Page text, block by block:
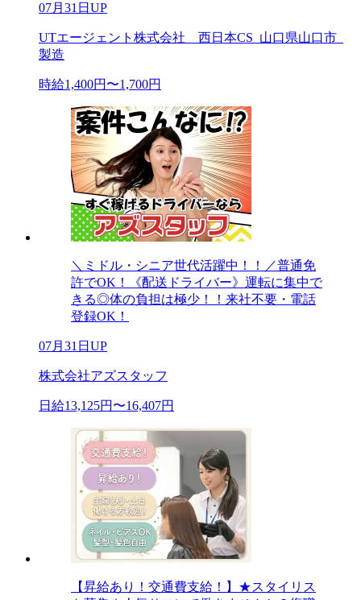
07月31日UP
UTエージェント株式会社 西日本CS_山口県山口市_
製造
時給1,400円〜1,700円
＼ミドル・シニア世代活躍中！！／普通免
許でOK！《配送ドライバー》運転に集中で
きる◎体の負担は極少！！来社不要・電話
登録OK！
07月31日UP
株式会社アズスタッフ
日給13,125円〜16,407円
【昇給あり！交通費支給！】★スタイリス